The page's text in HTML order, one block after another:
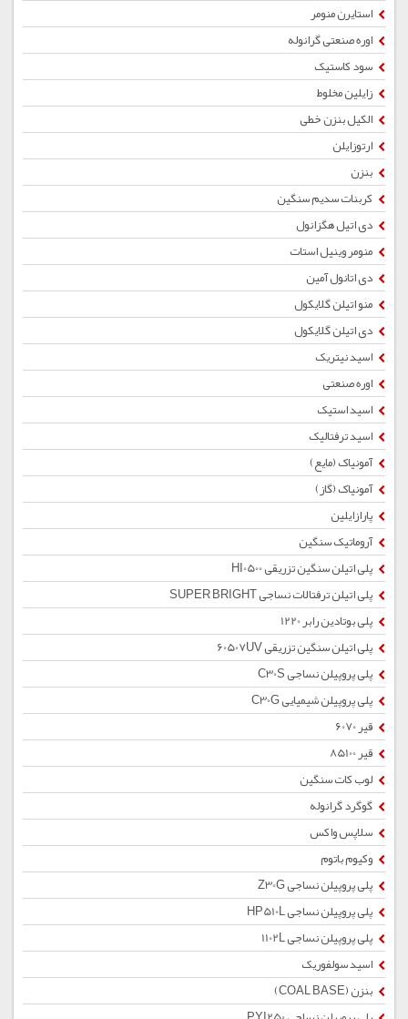
استایرن منومر
اوره صنعتی گرانوله
سود کاستیک
زایلین مخلوط
الکیل بنزن خطی
ارتوزایلن
بنزن
کربنات سدیم سنگین
دی اتیل هگزانول
منومر وینیل استات
دی اتانول آمین
منو اتیلن گلایکول
دی اتیلن گلایکول
اسید نیتریک
اوره صنعتی
اسید استیک
اسید ترفتالیک
آمونیاک (مایع)
آمونیاک (گاز)
پارازایلین
آروماتیک سنگین
پلی اتیلن سنگین تزریقی HI0500
پلی اتیلن ترفتالات نساجی SUPER BRIGHT
پلی بوتادین رابر 1220
پلی اتیلن سنگین تزریقی 60507UV
پلی پروپیلن نساجی C30S
پلی پروپیلن شیمیایی C30G
قیر 6070
قیر 85100
لوب کات سنگین
گوگرد گرانوله
سلاپس واکس
وکیوم باتوم
پلی پروپیلن نساجی Z30G
پلی پروپیلن نساجی HP510L
پلی پروپیلن نساجی 1102L
اسید سولفوریک
بنزن (COAL BASE)